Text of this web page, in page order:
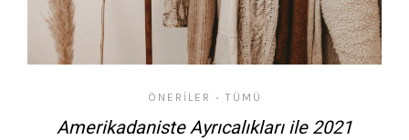
ÖNERILER • TÜMÜ
Amerikadaniste Ayrıcalıkları ile 2021